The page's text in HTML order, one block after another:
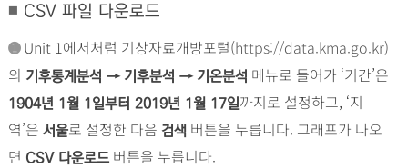
u
s
■ CSV 파일 다운로드
➊Unit 1에서처럼 기상자료개방포털(https://data.kma.go.kr)
의 기후통계분석 → 기후분석 → 기온분석 메뉴로 들어가 ‘기간’은
1904년 1월 1일부터 2019년 1월 17일까지로 설정하고, ‘지
역’은 서울로 설정한 다음 검색버튼을 누릅니다. 그래프가 나오
면 CSV 다운로드버튼을 누릅니다.